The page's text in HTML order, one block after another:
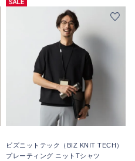
ビズニットテック（BIZ KNIT TECH）
プレーティング ニットTシャツ